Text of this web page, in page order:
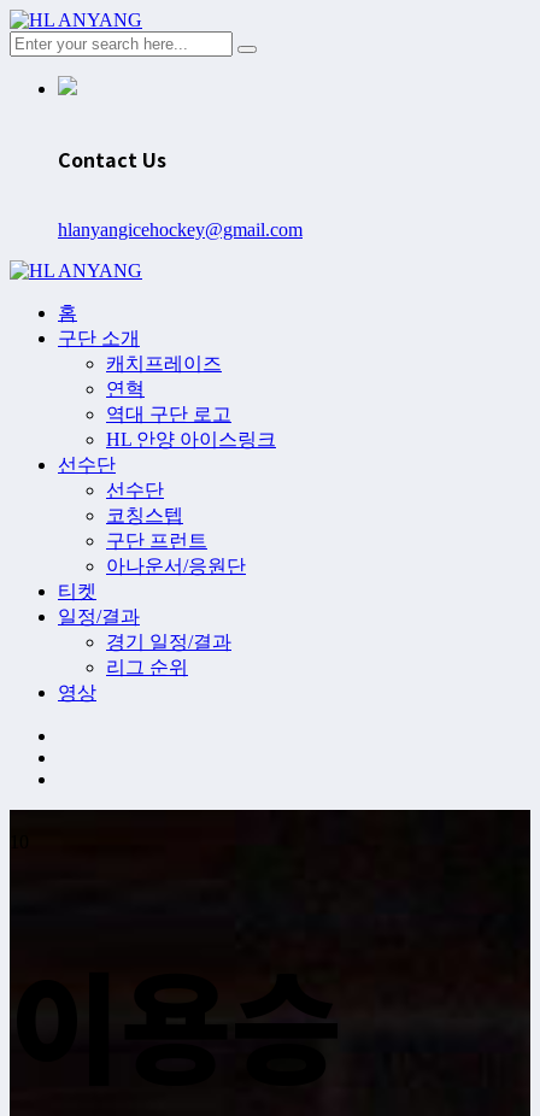
Contact Us
hlanyangicehockey@gmail.com
홈
구단 소개
캐치프레이즈
연혁
역대 구단 로고
HL 안양 아이스링크
선수단
선수단
코칭스텝
구단 프런트
아나운서/응원단
티켓
일정/결과
경기 일정/결과
리그 순위
영상
이용승